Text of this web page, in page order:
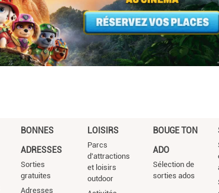
BONNES
ADRESSES
Sorties
gratuites
Adresses
LOISIRS
Parcs
d'attractions
et loisirs
outdoor
BOUGE TON
ADO
Sélection de
sorties ados